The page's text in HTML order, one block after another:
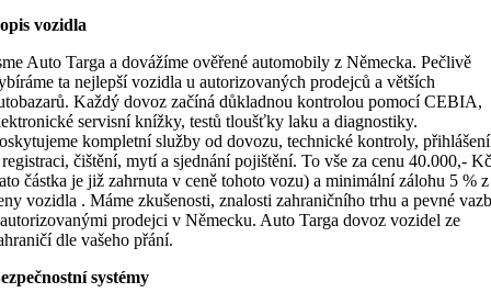
vozidla
Auto Targa a dovážíme ověřené automobily z Německa. Pečlivě
ta nejlepší vozidla u autorizovaných prodejců a větších
Každý dovoz začíná důkladnou kontrolou pomocí CEBIA,
servisní knížky, testů tloušťky laku a diagnostiky.
kompletní služby od dovozu, technické kontroly, přihlášení
čištění, mytí a sjednání pojištění. To vše za cenu 40.000,-
částka je již zahrnuta v ceně tohoto vozu) a minimální zálohu 5 % z
vozidla . Máme zkušenosti, znalosti zahraničního trhu a pevné
prodejci v Německu. Auto Targa dovoz vozidel ze
dle vašeho přání.
systémy